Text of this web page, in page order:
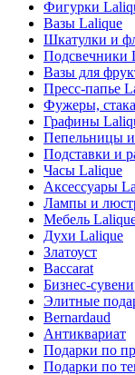
Фигурки
Вазы Lalique
Шкатулки и
Подсвечники
Вазы для
Пресс-папье
Фужеры,
Графины
Пепельницы
Подставки и
Часы Lalique
Аксессуары
Лампы и
Мебель
Духи Lalique
Златоуст
Baccarat
Бизнес-
Элитные
Bernardaud
Антиквариат
Подарки по
Подарки по